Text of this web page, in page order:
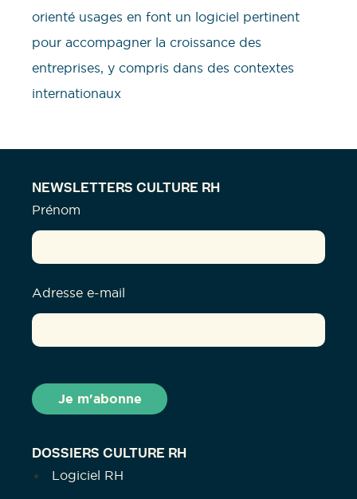
orienté usages en font un logiciel pertinent
pour accompagner la croissance des
entreprises, y compris dans des contextes
internationaux
DOSSIERS CULTURE RH
Logiciel RH
NEWSLETTERS CULTURE RH
Prénom
Adresse e-mail